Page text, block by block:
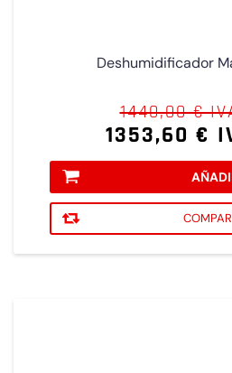
Deshumidificador
1440,00 €
1353,60 €